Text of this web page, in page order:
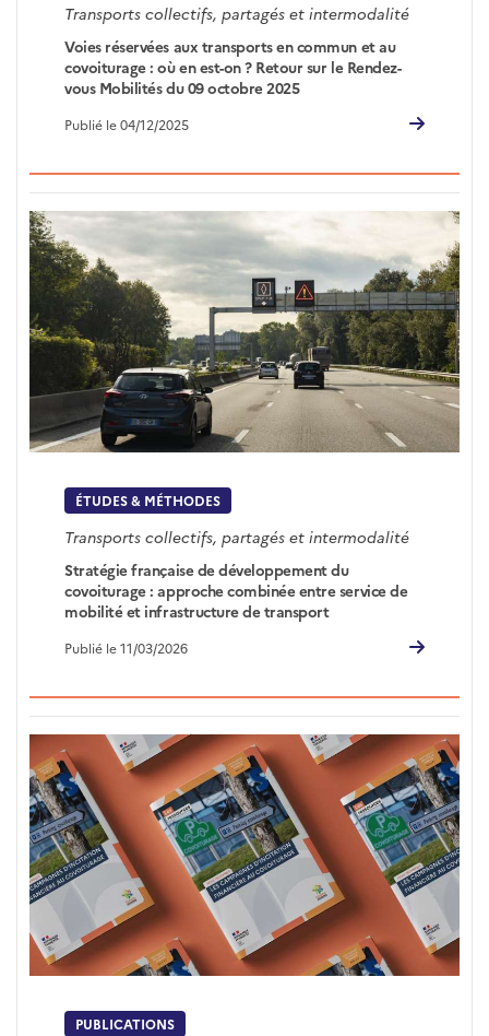
Transports collectifs, partagés et intermodalité
Voies réservées aux transports en commun et au
covoiturage : où en est-on ? Retour sur le Rendez-
vous Mobilités du 09 octobre 2025
Publié le 04/12/2025
ÉTUDES & MÉTHODES
Transports collectifs, partagés et intermodalité
Stratégie française de développement du
covoiturage : approche combinée entre service de
mobilité et infrastructure de transport
Publié le 11/03/2026
PUBLICATIONS